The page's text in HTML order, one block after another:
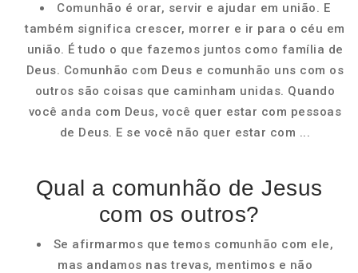
Comunhão é orar, servir e ajudar em união. E
também significa crescer, morrer e ir para o céu em
união. É tudo o que fazemos juntos como família de
Deus. Comunhão com Deus e comunhão uns com os
outros são coisas que caminham unidas. Quando
você anda com Deus, você quer estar com pessoas
de Deus. E se você não quer estar com ...
Qual a comunhão de Jesus
com os outros?
Se afirmarmos que temos comunhão com ele,
mas andamos nas trevas, mentimos e não